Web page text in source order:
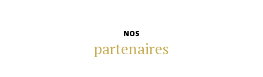
NOS
partenaires